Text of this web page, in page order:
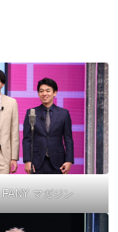
FANY マガジン